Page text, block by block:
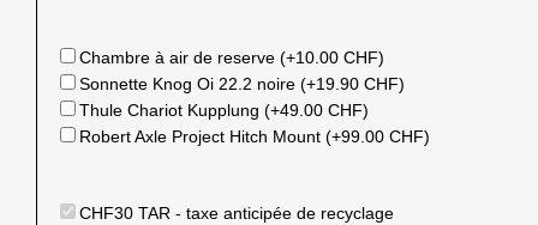
Chambre à air de reserve (+10.00 CHF)
Sonnette Knog Oi 22.2 noire (+19.90 CHF)
Thule Chariot Kupplung (+49.00 CHF)
Robert Axle Project Hitch Mount (+99.00 CHF)
CHF30 TAR - taxe anticipée de recyclage